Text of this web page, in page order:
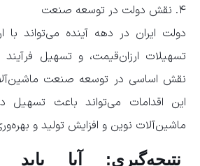
۴. نقش دولت در توسعه صنعت
دولت ایران در دهه آینده می‌تواند با
تسهیلات ارزان‌قیمت، و تسهیل
نقش اساسی در توسعه صنعت
این اقدامات می‌تواند باعث تسهیل
ماشین‌آلات نوین و افزایش تولید و
نتیجه‌گیری: آیا